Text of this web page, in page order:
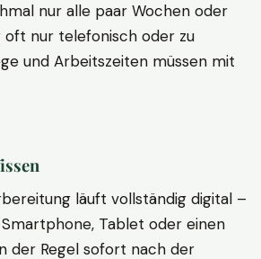
nur alle paar Wochen oder
oft nur telefonisch oder zu
und Arbeitszeiten müssen mit
läuft vollständig digital –
Tablet oder einen
der Regel sofort nach der